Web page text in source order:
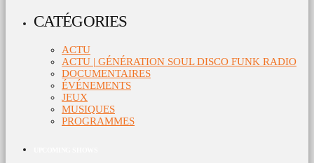
CATÉGORIES
ACTU
ACTU | GÉNÉRATION SOUL DISCO FUNK RADIO
DOCUMENTAIRES
ÉVÉNEMENTS
JEUX
MUSIQUES
PROGRAMMES